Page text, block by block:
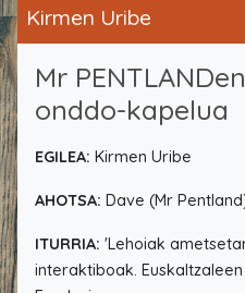
Kirmen Uribe
Mr PENTLANDen
onddo-kapelua
EGILEA: Kirmen Uribe
AHOTSA: Dave (Mr
ITURRIA: 'Lehoiak
interaktiboak.